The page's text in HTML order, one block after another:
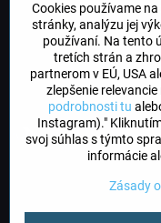
Otváracie hodiny
PO, UT, STR, ŠT:
PIA: 8.00 - 16.00
DogFriendly
Psíky sú u nás vítané
Cookies používame
stránky, analýzu jej
používaní. Na tento
tretích strán a
partnerom v EÚ, USA
zlepšenie
podrobnosti tu
Instagram)."
svoj súhlas s týmto
informácie
Zásady